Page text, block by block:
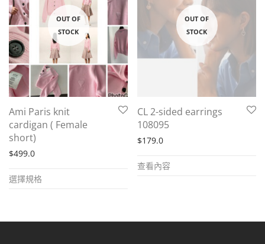
Ami Paris knit
cardigan ( Female
short)
$499.0
選擇規格
product
multiple
CL 2-sided earrings
108095
$179.0
查看內容